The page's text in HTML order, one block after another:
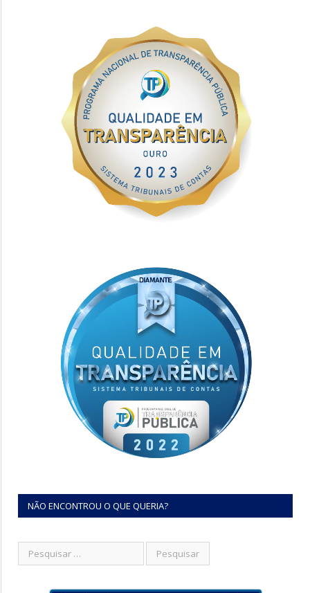
NÃO ENCONTROU O QUE QUERIA?